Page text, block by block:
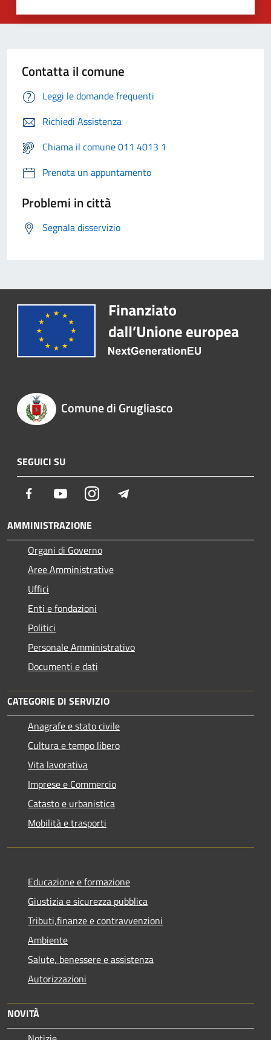
Contatta il comune
Leggi le domande frequenti
Richiedi Assistenza
Chiama il comune 011 4013 1
Prenota un appuntamento
Problemi in città
Segnala disservizio
Comune di Grugliasco
SEGUICI SU
Facebook YoutubeInstagram
AMMINISTRAZIONE
Organi di Governo
Aree Amministrative
Uffici
Enti e fondazioni
Politici
Personale Amministrativo
Documenti e dati
CATEGORIE DI SERVIZIO
Anagrafe e stato civile
Cultura e tempo libero
Vita lavorativa
Imprese e Commercio
Catasto e urbanistica
Mobilità e trasporti
Educazione e formazione
Giustizia e sicurezza pubblica
Tributi,finanze e contravvenzioni
Ambiente
Salute, benessere e assistenza
Autorizzazioni
NOVITÀ